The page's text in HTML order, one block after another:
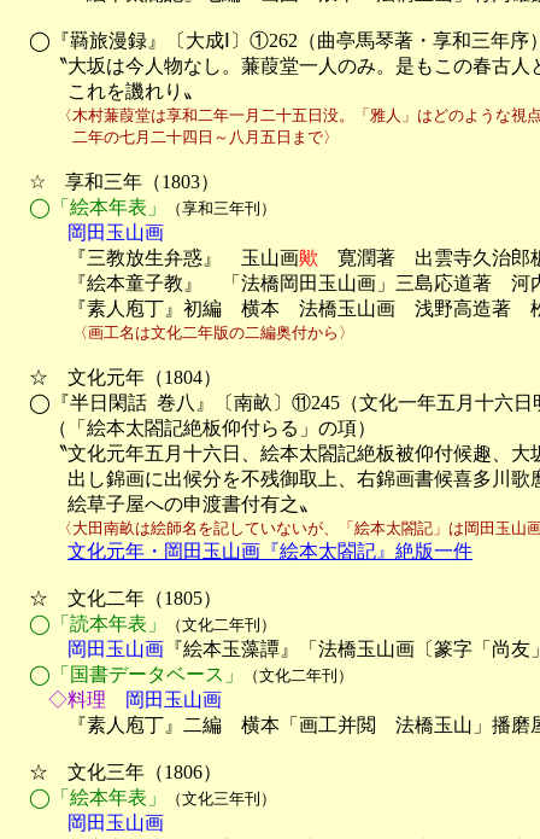
◯『羇旅漫録』〔大成Ⅰ〕①262（曲亭馬琴著・享和三年序
〝大坂は今人物なし。蒹葭堂一人のみ。是もこの春古人
これを譏れり〟
〈木村蒹葭堂は享和二年一月二十五日没。「雅人」はどのような視点
二年の七月二十四日～八月五日まで〉
☆　享和三年（1803）
◯「絵本年表」
（享和三年刊）
岡田玉山画
『三教放生弁惑』　玉山画歟 寛潤著　出雲寺久治
『絵本童子教』　「法橋岡田玉山画」三島応道著　河
『素人庖丁』初編　横本　法橋玉山画　浅野高造著　
〈画工名は文化二年版の二編奥付から〉
☆　文化元年（1804）
◯『半日閑話  巻八』〔南畝〕⑪245（文化一年五月十六日
（「絵本太閤記絶板仰付らる」の項）
〝文化元年五月十六日、絵本太閤記絶板被仰付候趣、大
出し錦画に出候分を不残御取上、右錦画書候喜多川歌
絵草子屋への申渡書付有之〟
〈大田南畝は絵師名を記していないが、「絵本太閤記」は岡田玉山
文化元年・岡田玉山画『絵本太閤記』絶版一件
☆　文化二年（1805）
◯「読本年表」
（文化二年刊）
岡田玉山画 『絵本玉藻譚』「法橋玉山画〔篆字「尚
◯「国書データベース」
（文化二年刊）
◇料理 岡田玉山画
『素人庖丁』二編　横本「画工并閲　法橋玉山」播磨
☆　文化三年（1806）
◯「絵本年表」
（文化三年刊）
岡田玉山画